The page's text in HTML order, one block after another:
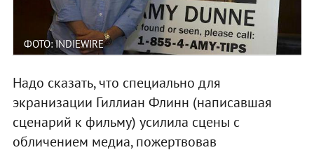
ФОТО: INDIEWIRE
Надо сказать, что специально для
экранизации Гиллиан Флинн (написавшая
сценарий к фильму) усилила сцены с
обличением медиа, пожертвовав